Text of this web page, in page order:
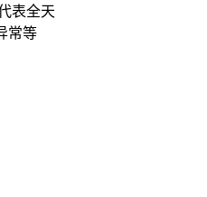
表全天
常等